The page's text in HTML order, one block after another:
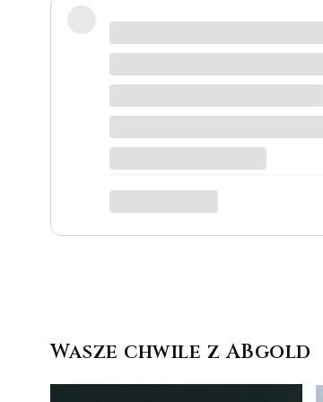
siebie. Do tego grawer w
miejsce.
Wasze chwile z ABgold